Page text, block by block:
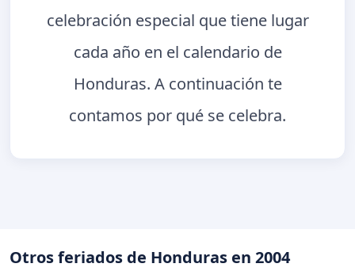
celebración especial que tiene lugar
cada año en el calendario de
Honduras. A continuación te
contamos por qué se celebra.
Otros feriados de Honduras en 2004